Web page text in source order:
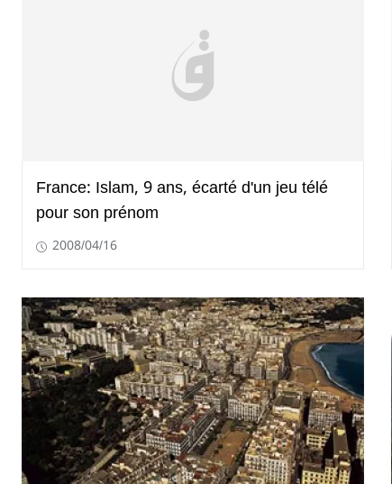
France: Islam, 9 ans, écarté d'un jeu télé
pour son prénom
2008/04/16